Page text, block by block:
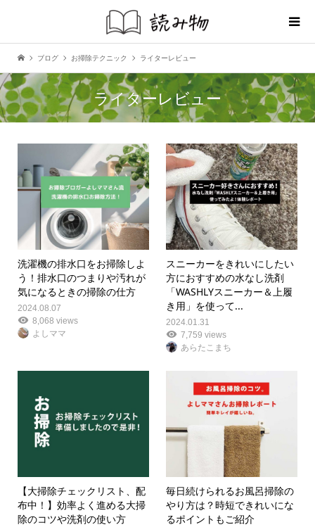
ブログ お掃除テクニック ライターレビュー
ライターレビュー
洗濯機の排水口をお掃除しよ
う！排水口のつまりや汚れが
気になるときの掃除の仕方
2024.08.07
8,068 views
よしママ
スニーカーをきれいにしたい
方におすすめの水なし洗剤
「WASHLYスニーカー＆上履
き用」を使って...
2024.01.31
7,759 views
あらたこまち
【大掃除チェックリスト、配
布中！】効率よく進める大掃
除のコツや洗剤の使い方
毎日続けられるお風呂掃除の
やり方は？時短できれいにな
るポイントもご紹介